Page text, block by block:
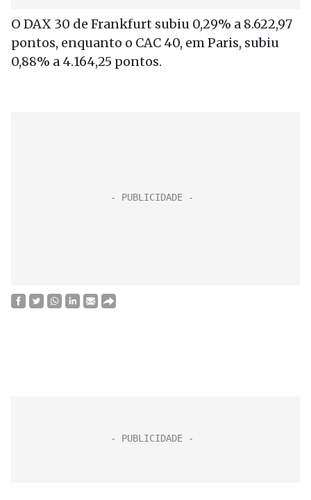
O DAX 30 de Frankfurt subiu 0,29% a 8.622,97
pontos, enquanto o CAC 40, em Paris, subiu
0,88% a 4.164,25 pontos.